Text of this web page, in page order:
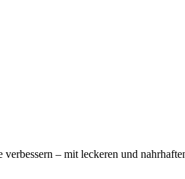
– mit leckeren und